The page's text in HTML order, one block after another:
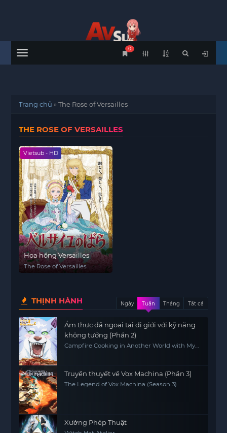
Menu
0
Trang chủ »The Rose of Versailles
THE ROSE OF VERSAILLES
Vietsub - HD
Hoa hồng Versailles
The Rose of Versailles
THỊNH HÀNH Ngày Tuần Tháng Tất cả
Ẩm thực dã ngoại tại dị giới với kỹ năng
không tưởng (Phần 2)
Campfire Cooking in Another World with My
Truyền thuyết về Vox Machina (Phần 3)
The Legend of Vox Machina (Season 3)
Xưởng Phép Thuật